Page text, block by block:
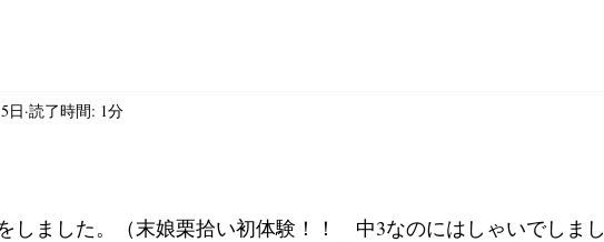
日 読了時間: 1分
しました。（末娘栗拾い初体験！！　中3なのにはしゃいでしまし